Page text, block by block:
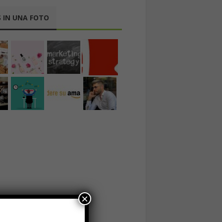
IN UNA FOTO
×